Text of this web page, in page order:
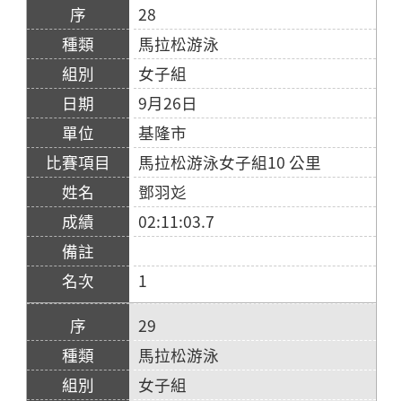
28
馬拉松游泳
女子組
9月26日
基隆市
馬拉松游泳女子組10 公里
鄧羽彣
02:11:03.7
1
29
馬拉松游泳
女子組